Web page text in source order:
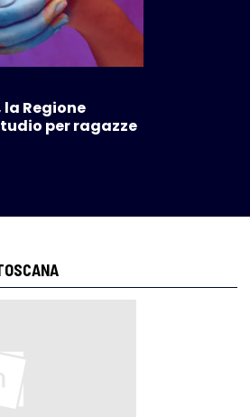
Regione
per ragazze